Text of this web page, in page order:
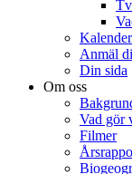
Kalender
Anmäl
Din sida
Om oss
Vad gör
Filmer